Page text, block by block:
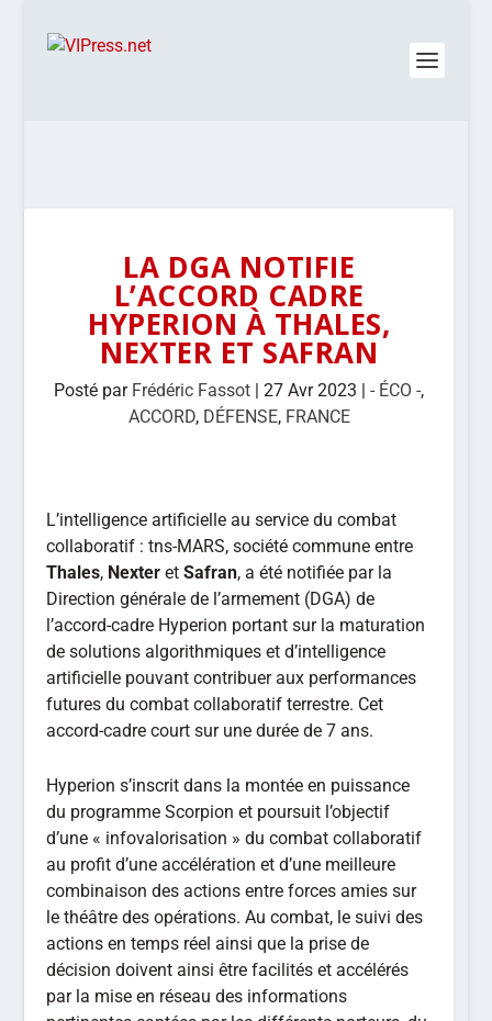
LA DGA NOTIFIE
L’ACCORD CADRE
HYPERION À THALES,
NEXTER ET SAFRAN
Posté par Frédéric Fassot |27 Avr 2023 |- ÉCO -,
ACCORD, DÉFENSE, FRANCE
L’intelligence artificielle au service du combat
collaboratif : tns-MARS, société commune entre
Thales, Nexter etSafran, a été notifiée par la
Direction générale de l’armement (DGA) de
l’accord-cadre Hyperion portant sur la maturation
de solutions algorithmiques et d’intelligence
artificielle pouvant contribuer aux performances
futures du combat collaboratif terrestre. Cet
accord-cadre court sur une durée de 7 ans.
Hyperion s’inscrit dans la montée en puissance
du programme Scorpion et poursuit l’objectif
d’une « infovalorisation » du combat collaboratif
au profit d’une accélération et d’une meilleure
combinaison des actions entre forces amies sur
le théâtre des opérations. Au combat, le suivi des
actions en temps réel ainsi que la prise de
décision doivent ainsi être facilités et accélérés
par la mise en réseau des informations